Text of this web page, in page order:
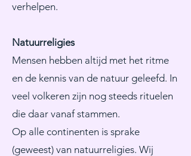
verhelpen.
Natuurreligies
Mensen hebben altijd met het ritme
en de kennis van de natuur geleefd. In
veel volkeren zijn nog steeds rituelen
die daar vanaf stammen.
Op alle continenten is sprake
(geweest) van natuurreligies. Wij